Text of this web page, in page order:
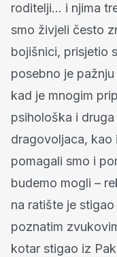
roditelji… i njima
smo živjeli često
bojišnici, prisjetio
posebno je
kad je mnogim
psihološka i
dragovoljaca, kao
pomagali smo i
budemo mogli –
na ratište je
poznatim
kotar stigao iz